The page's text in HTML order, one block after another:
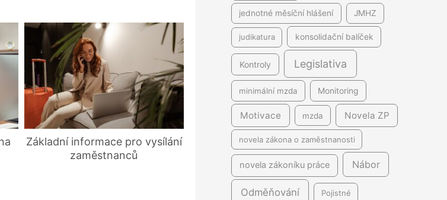
Základní informace pro vysílání
zaměstnanců
jednotné měsíční hlášení JMHZ
judikatura konsolidační balíček
Kontroly Legislativa
minimální mzda Monitoring
Motivace mzda Novela ZP
novela zákona o zaměstnanosti
novela zákoníku práce Nábor
Odměňování Pojistné